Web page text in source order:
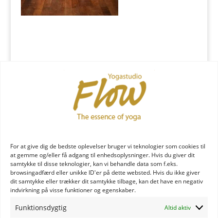
For at give dig de bedste oplevelser bruger vi teknologier som cookies til
at gemme og/eller få adgang til enhedsoplysninger. Hvis du giver dit
samtykke til disse teknologier, kan vi behandle data som f.eks.
browsingadfærd eller unikke ID'er på dette websted. Hvis du ikke giver
dit samtykke eller trækker dit samtykke tilbage, kan det have en negativ
indvirkning på visse funktioner og egenskaber.
Funktionsdygtig Altid aktiv
logget indfor at skrive en kommentar.
YOGA læreruddannelse